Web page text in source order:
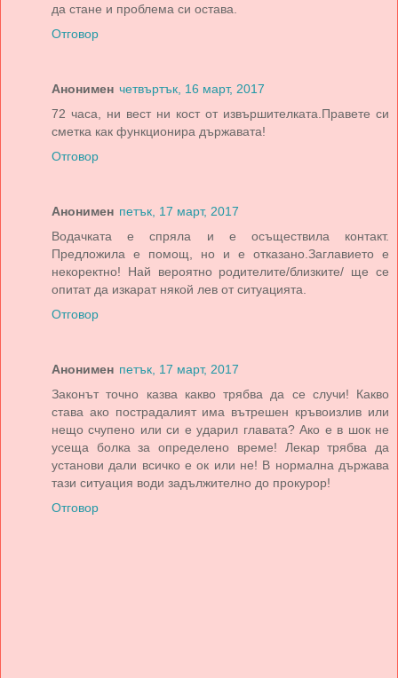
да стане и проблема си остава.
Отговор
Анонимен четвъртък, 16 март, 2017
72 часа, ни вест ни кост от извършителката.Правете си
сметка как функционира държавата!
Отговор
Анонимен петък, 17 март, 2017
Водачката е спряла и е осъществила контакт.
Предложила е помощ, но и е отказано.Заглавието е
некоректно! Най вероятно родителите/близките/ ще се
опитат да изкарат някой лев от ситуацията.
Отговор
Анонимен петък, 17 март, 2017
Законът точно казва какво трябва да се случи! Какво
става ако пострадалият има вътрешен кръвоизлив или
нещо счупено или си е ударил главата? Ако е в шок не
усеща болка за определено време! Лекар трябва да
установи дали всичко е ок или не! В нормална държава
тази ситуация води задължително до прокурор!
Отговор